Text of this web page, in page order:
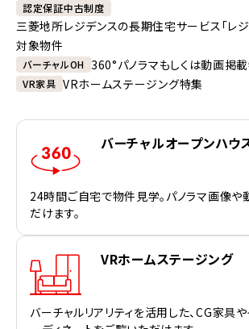
認定保証中古制度
三菱地所レジデンスの長期住宅サービス「レ
対象物件
バーチャルOH 360°パノラマもしくは動画掲
VR家具 VRホームステージング特集
バーチャルオープンハウ
24時間ご自宅で物件見学。パノラマ画像や
だけます。
VRホームステージング
バーチャルリアリティを活用した、CG家具